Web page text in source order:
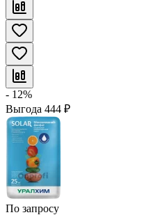
- 12%
Выгода 444 ₽
По запросу